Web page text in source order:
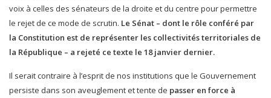
voix à celles des sénateurs de la droite et du centre pour permettre
le rejet de ce mode de scrutin. Le Sénat – dont le rôle conféré par
la Constitution est de représenter les collectivités territoriales de
la République – a rejeté ce texte le 18 janvier dernier.
Il serait contraire à l’esprit de nos institutions que le Gouvernement
persiste dans son aveuglement et tente de passer en force à